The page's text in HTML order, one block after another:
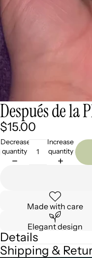
Después de la
$15.00
Decrease
quantity
Increase
quantity
Made with care
Elegant design
Details
Shipping &